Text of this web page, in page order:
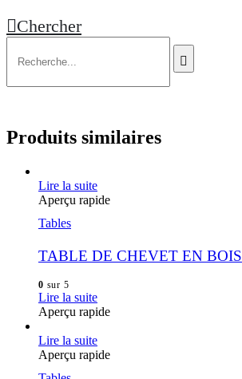
Chercher
Produits similaires
Lire la suite
Aperçu rapide
Tables
TABLE DE CHEVET EN BOIS
0 sur 5
Lire la suite
Aperçu rapide
Lire la suite
Aperçu rapide